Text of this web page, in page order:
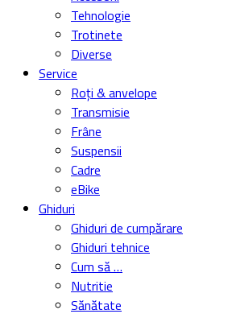
Tehnologie
Trotinete
Diverse
Service
Roți & anvelope
Transmisie
Frâne
Suspensii
Cadre
eBike
Ghiduri
Ghiduri de cumpărare
Ghiduri tehnice
Cum să …
Nutritie
Sănătate